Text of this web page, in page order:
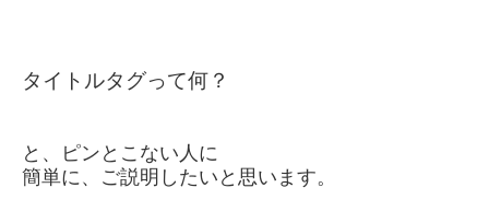
タイトルタグって何？
と、ピンとこない人に
簡単に、ご説明したいと思います。